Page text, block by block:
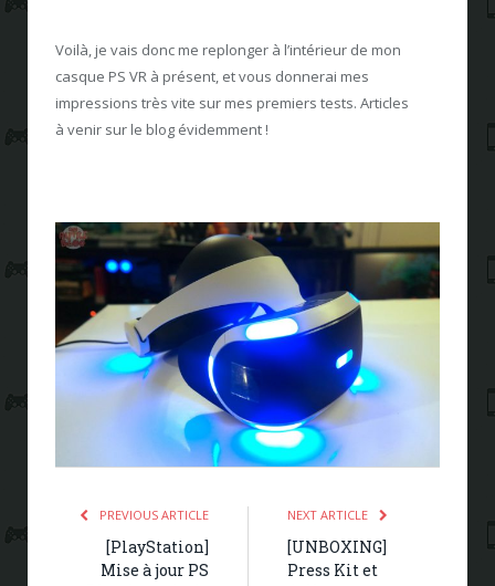
Voilà, je vais donc me replonger à l’intérieur de mon
casque PS VR à présent, et vous donnerai mes
impressions très vite sur mes premiers tests. Articles
à venir sur le blog évidemment !
PREVIOUS ARTICLE
[PlayStation]
Mise à jour PS
NEXT ARTICLE
[UNBOXING]
Press Kit et